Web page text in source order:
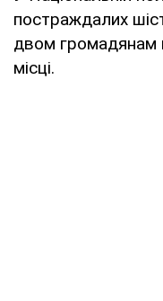
постраждалих
двом громадянам
місці.